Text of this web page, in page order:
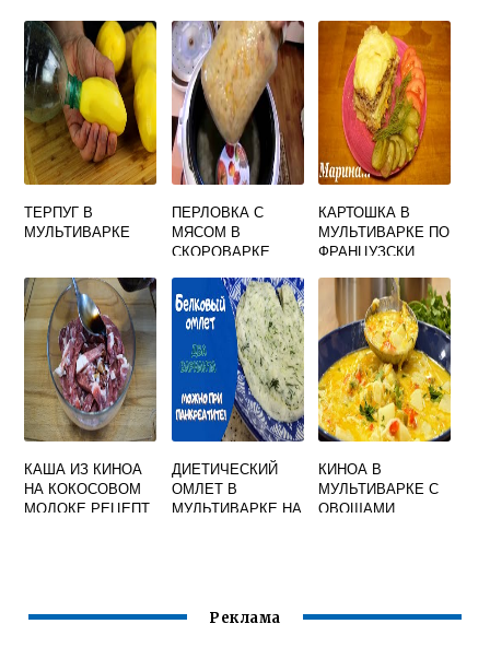
ТЕРПУГ В
МУЛЬТИВАРКЕ
ПЕРЛОВКА С
МЯСОМ В
СКОРОВАРКЕ
КАРТОШКА В
МУЛЬТИВАРКЕ ПО
ФРАНЦУЗСКИ
КАША ИЗ КИНОА
НА КОКОСОВОМ
МОЛОКЕ РЕЦЕПТ
ДИЕТИЧЕСКИЙ
ОМЛЕТ В
МУЛЬТИВАРКЕ НА
КИНОА В
МУЛЬТИВАРКЕ С
ОВОЩАМИ
Реклама